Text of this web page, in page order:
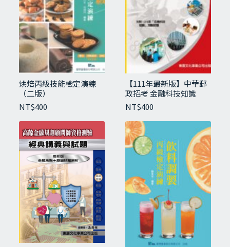
烘焙丙級技能檢定演練
（二版）
NT$400
【111年最新版】中華郵
政招考 金融科技知識
NT$400